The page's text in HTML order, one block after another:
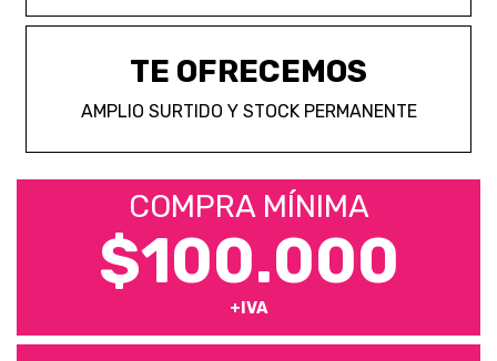
TE OFRECEMOS
AMPLIO SURTIDO Y STOCK PERMANENTE
COMPRA MÍNIMA
$100.000
+IVA